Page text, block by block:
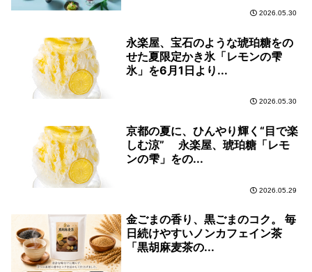
2026.05.30
永楽屋、宝石のような琥珀糖をの
せた夏限定かき氷「レモンの雫
氷」を6月1日より...
2026.05.30
京都の夏に、ひんやり輝く“目で楽
しむ涼” 永楽屋、琥珀糖「レモ
ンの雫」をの...
2026.05.29
金ごまの香り、黒ごまのコク。 毎
日続けやすいノンカフェイン茶
「黒胡麻麦茶の...